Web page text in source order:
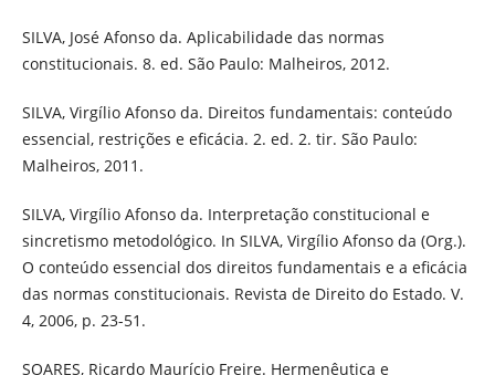
SILVA, José Afonso da. Aplicabilidade das normas
constitucionais. 8. ed. São Paulo: Malheiros, 2012.
SILVA, Virgílio Afonso da. Direitos fundamentais: conteúdo
essencial, restrições e eficácia. 2. ed. 2. tir. São Paulo:
Malheiros, 2011.
SILVA, Virgílio Afonso da. Interpretação constitucional e
sincretismo metodológico. In SILVA, Virgílio Afonso da (Org.).
O conteúdo essencial dos direitos fundamentais e a eficácia
das normas constitucionais. Revista de Direito do Estado. V.
4, 2006, p. 23-51.
SOARES, Ricardo Maurício Freire. Hermenêutica e